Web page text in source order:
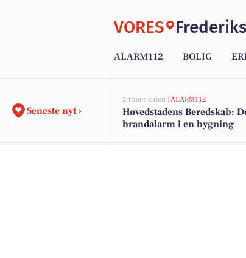
VORES
ALARM112 BOLIG
Seneste nyt ›
2 timer siden | ALARM112
Hovedstadens Beredskab:
brandalarm i en bygning